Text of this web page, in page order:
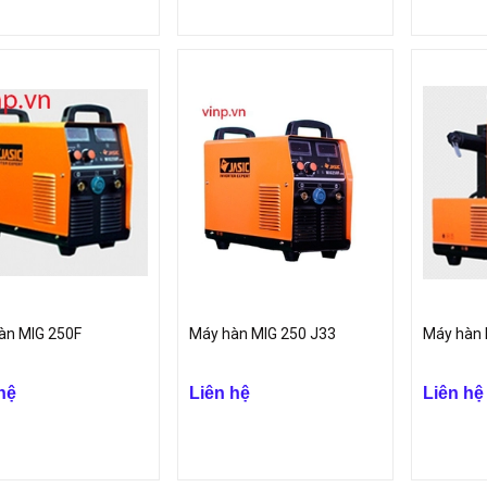
MIG 250F Máy hàn MIG 250 J33
Liên hệ
Máy hàn
Liên hệ